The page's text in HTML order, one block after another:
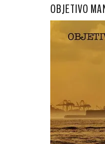
OBJETIVO